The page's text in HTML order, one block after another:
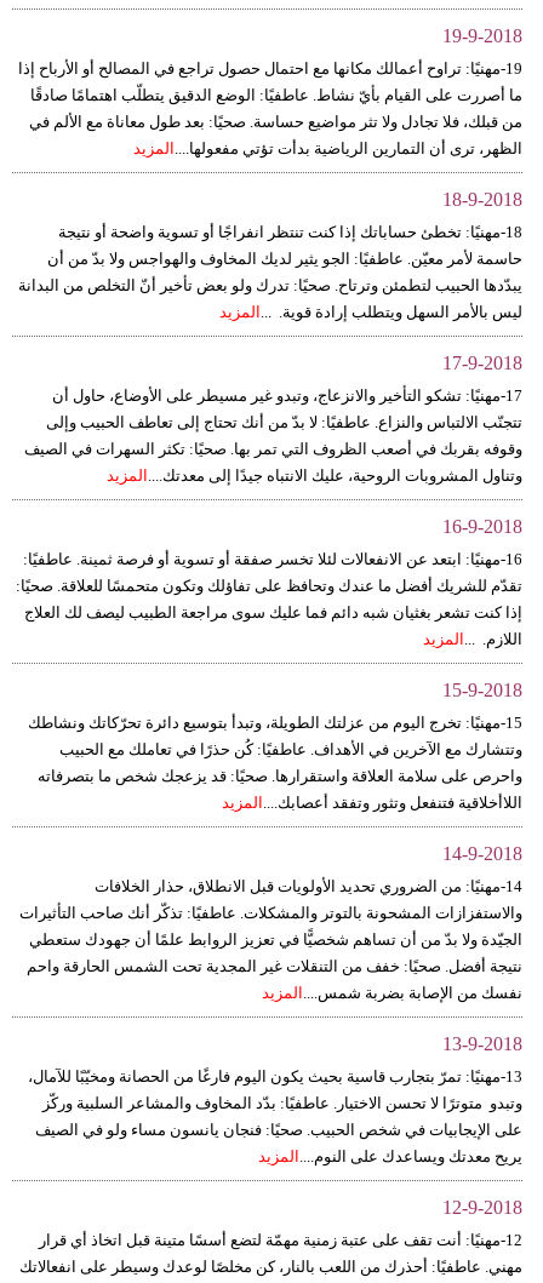
19-9-2018
19-مهنيًا: تراوح أعمالك مكانها مع احتمال حصول تراجع في المصالح أو الأرباح إذا
ما أصررت على القيام بأيّ نشاط. عاطفيًا: الوضع الدقيق يتطلّب اهتمامًا صادقًا
من قبلك، فلا تجادل ولا تثر مواضيع حساسة. صحيًا: بعد طول معاناة مع الألم في
الظهر، ترى أن التمارين الرياضية بدأت تؤتي مفعولها.... المزيد
18-9-2018
18-مهنيًا: تخطئ حساباتك إذا كنت تنتظر انفراجًا أو تسوية واضحة أو نتيجة
حاسمة لأمر معيّن. عاطفيًا: الجو يثير لديك المخاوف والهواجس ولا بدّ من أن
يبدّدها الحبيب لتطمئن وترتاح. صحيًا: تدرك ولو بعض تأخير أنّ التخلص من البدانة
ليس بالأمر السهل ويتطلب إرادة قوية. ... المزيد
17-9-2018
17-مهنيًا: تشكو التأخير والانزعاج، وتبدو غير مسيطر على الأوضاع، حاول أن
تتجنّب الالتباس والنزاع. عاطفيًا: لا بدّ من أنك تحتاج إلى تعاطف الحبيب وإلى
وقوفه بقربك في أصعب الظروف التي تمر بها. صحيًا: تكثر السهرات في الصيف
وتناول المشروبات الروحية، عليك الانتباه جيدًا إلى معدتك.... المزيد
16-9-2018
16-مهنيًا: ابتعد عن الانفعالات لئلا تخسر صفقة أو تسوية أو فرصة ثمينة. عاطفيًا:
تقدّم للشريك أفضل ما عندك وتحافظ على تفاؤلك وتكون متحمسًا للعلاقة. صحيًا:
إذا كنت تشعر بغثيان شبه دائم فما عليك سوى مراجعة الطبيب ليصف لك العلاج
اللازم. ... المزيد
15-9-2018
15-مهنيًا: تخرج اليوم من عزلتك الطويلة، وتبدأ بتوسيع دائرة تحرّكاتك ونشاطك
وتتشارك مع الآخرين في الأهداف. عاطفيًا: كُن حذرًا في تعاملك مع الحبيب
واحرص على سلامة العلاقة واستقرارها. صحيًا: قد يزعجك شخص ما بتصرفاته
اللاأخلاقية فتنفعل وتثور وتفقد أعصابك.... المزيد
14-9-2018
14-مهنيًا: من الضروري تحديد الأولويات قبل الانطلاق، حذار الخلافات
والاستفزازات المشحونة بالتوتر والمشكلات. عاطفيًا: تذكّر أنك صاحب التأثيرات
الجيّدة ولا بدّ من أن تساهم شخصيًّا في تعزيز الروابط علمًا أن جهودك ستعطي
نتيجة أفضل. صحيًا: خفف من التنقلات غير المجدية تحت الشمس الحارقة واحم
نفسك من الإصابة بضربة شمس.... المزيد
13-9-2018
13-مهنيًا: تمرّ بتجارب قاسية بحيث يكون اليوم فارغًا من الحصانة ومخيّبًا للآمال،
وتبدو متوترًا لا تحسن الاختيار. عاطفيًا: بدّد المخاوف والمشاعر السلبية وركّز
على الإيجابيات في شخص الحبيب. صحيًا: فنجان يانسون مساء ولو في الصيف
يريح معدتك ويساعدك على النوم.... المزيد
12-9-2018
12-مهنيًا: أنت تقف على عتبة زمنية مهمّة لتضع أسسًا متينة قبل اتخاذ أي قرار
مهني. عاطفيًا: أحذرك من اللعب بالنار، كن مخلصًا لوعدك وسيطر على انفعالاتك